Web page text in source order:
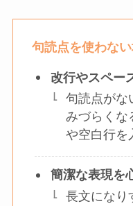
句読点を使わな
改行やスペー
句読点がな
みづらくな
や空白行を
簡潔な表現を
長文になり